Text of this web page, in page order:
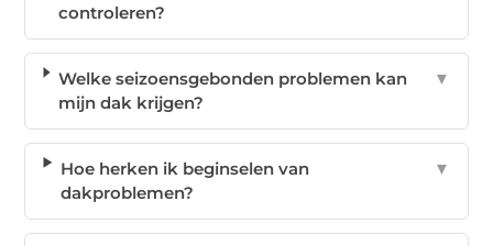
controleren?
Welke seizoensgebonden problemen kan
mijn dak krijgen?
▼
Hoe herken ik beginselen van
dakproblemen?
▼